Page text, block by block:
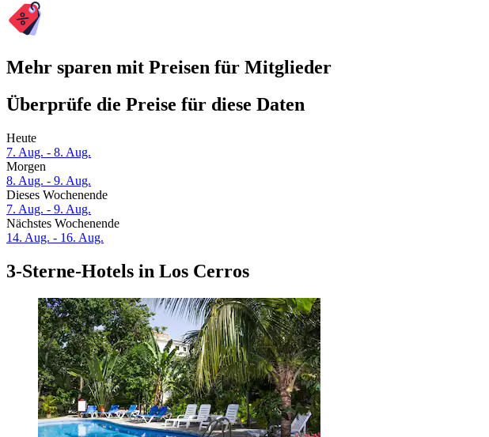
Mehr sparen mit Preisen für Mitglieder
Überprüfe die Preise für diese Daten
Heute
7. Aug. - 8. Aug.
Morgen
8. Aug. - 9. Aug.
Dieses Wochenende
7. Aug. - 9. Aug.
Nächstes Wochenende
14. Aug. - 16. Aug.
3-Sterne-Hotels in Los Cerros